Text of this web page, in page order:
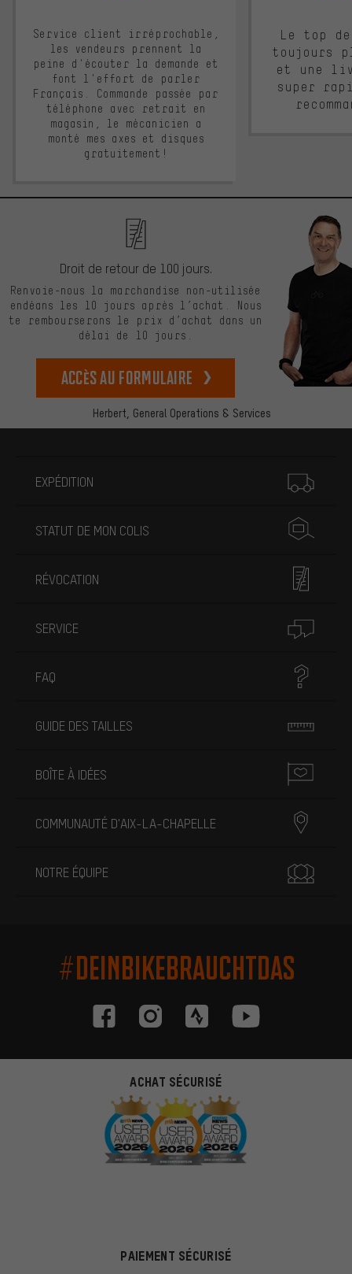
Service client irréprochable,
les vendeurs prennent la
peine d'écouter la demande et
font l'effort de parler
Français. Commande passée par
téléphone avec retrait en
magasin, le mécanicien a
monté mes axes et disques
gratuitement!
Le top
toujours
et une
super
Herbert, General Operations & Services
Droit de retour de 100 jours.
Renvoie-nous la marchandise non-utilisée
endéans les 10 jours après l’achat. Nous
te rembourserons le prix d’achat dans un
délai de 10 jours.
Accès au formulaire
EXPÉDITION
STATUT DE MON COLIS
RÉVOCATION
SERVICE
FAQ
GUIDE DES TAILLES
BOÎTE À IDÉES
COMMUNAUTÉ D'AIX-LA-CHAPELLE
NOTRE ÉQUIPE
#DEINBIKEBRAUCHTDAS
ACHAT SÉCURISÉ
PAIEMENT SÉCURISÉ